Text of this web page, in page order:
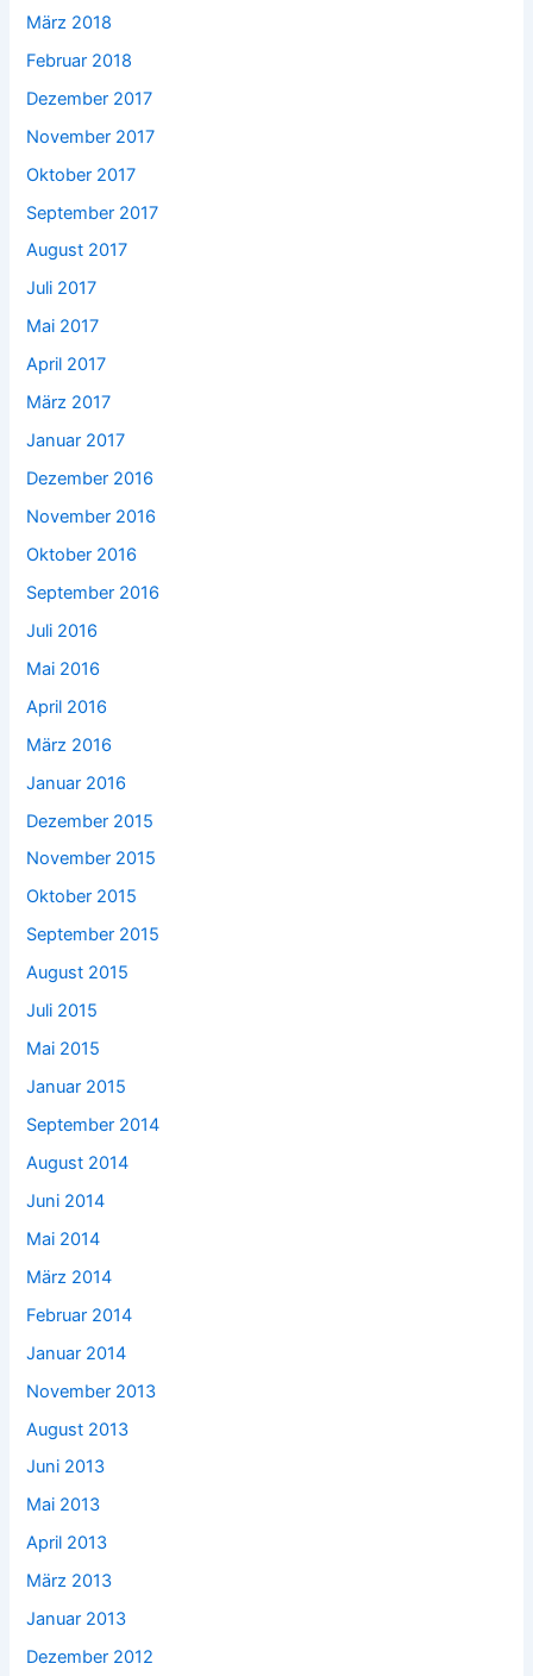
März 2018
Februar 2018
Dezember 2017
November 2017
Oktober 2017
September 2017
August 2017
Juli 2017
Mai 2017
April 2017
März 2017
Januar 2017
Dezember 2016
November 2016
Oktober 2016
September 2016
Juli 2016
Mai 2016
April 2016
März 2016
Januar 2016
Dezember 2015
November 2015
Oktober 2015
September 2015
August 2015
Juli 2015
Mai 2015
Januar 2015
September 2014
August 2014
Juni 2014
Mai 2014
März 2014
Februar 2014
Januar 2014
November 2013
August 2013
Juni 2013
Mai 2013
April 2013
März 2013
Januar 2013
Dezember 2012